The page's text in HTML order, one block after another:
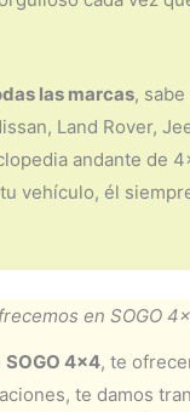
las marcas, sabe
Land Rover,
andante de
vehículo, él
en SOGO
SOGO 4×4, te
te damos